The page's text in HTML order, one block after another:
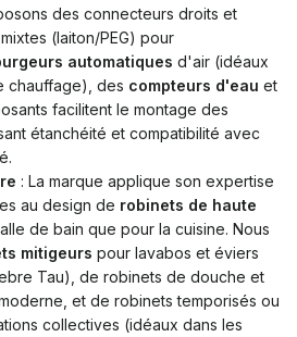
des connecteurs droits et
(laiton/PEG) pour
automatiques d'air (idéaux
chauffage), des compteurs d'eau et
facilitent le montage des
étanchéité et compatibilité avec
: La marque applique son expertise
au design de robinets de haute
de bain que pour la cuisine. Nous
mitigeurs pour lavabos et éviers
Tau), de robinets de douche et
et de robinets temporisés ou
collectives (idéaux dans les